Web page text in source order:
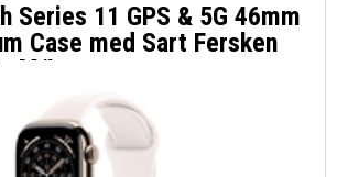
Series 11 GPS & 5G 46mm
Case med Sart Fersken
M/L